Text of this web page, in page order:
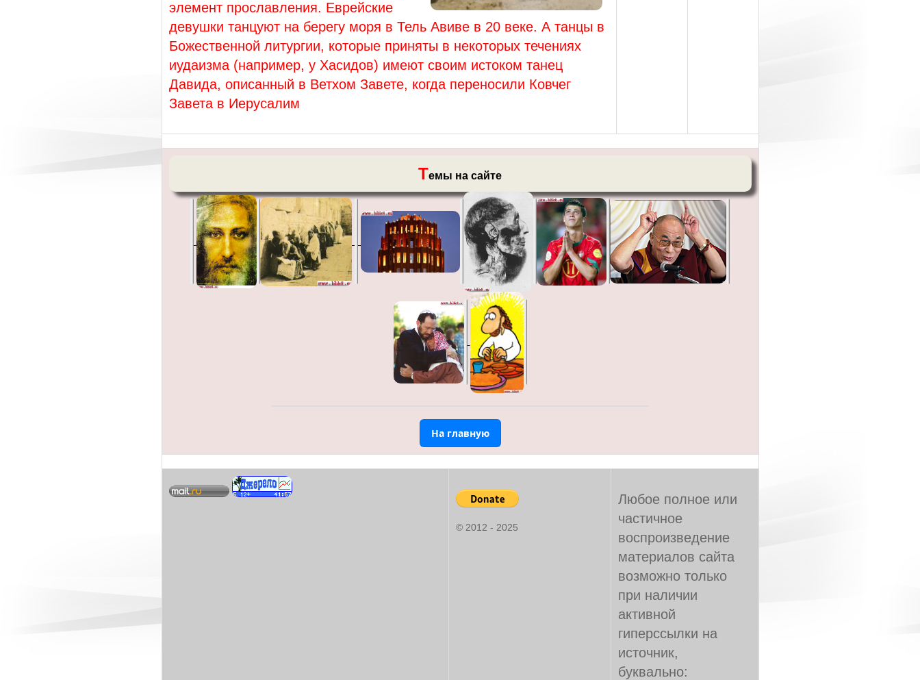
элемент прославления. Еврейские
девушки танцуют на берегу моря в Тель Авиве в 20 веке. А танцы в
Божественной литургии, которые приняты в некоторых течениях
иудаизма (например, у Хасидов) имеют своим истоком танец
Давида, описанный в Ветхом Завете, когда переносили Ковчег
Завета в Иерусалим
Темы на сайте
На главную
© 2012 - 2025
Любое полное или
частичное
воспроизведение
материалов сайта
возможно только
при наличии
активной
гиперссылки на
источник,
буквально: